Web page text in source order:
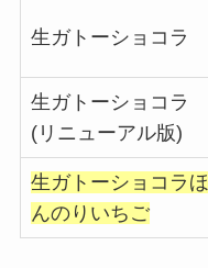
生ガトーショコラ
生ガトーショコラ
(リニューアル版)
生ガトーショコラほ
んのりいちご